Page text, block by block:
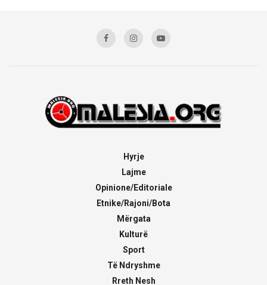
Hyrje
Lajme
Opinione/Editoriale
Etnike/Rajoni/Bota
Mërgata
Kulturë
Sport
Të Ndryshme
Rreth Nesh